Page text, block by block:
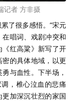
记者 方非摄
了很多感悟。”宋元
唱词、戏剧冲突和
红高粱》新写了开
的具体地域，以更
与血性。下半场，
，椎心泣血的悲痛
加深沉壮烈的家国